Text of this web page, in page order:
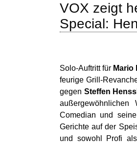
VOX zeigt
Special:
Solo-Auftritt für Mario
feurige Grill-
gegen Steffen
Comedian und
Gerichte auf der
und sowohl Profi